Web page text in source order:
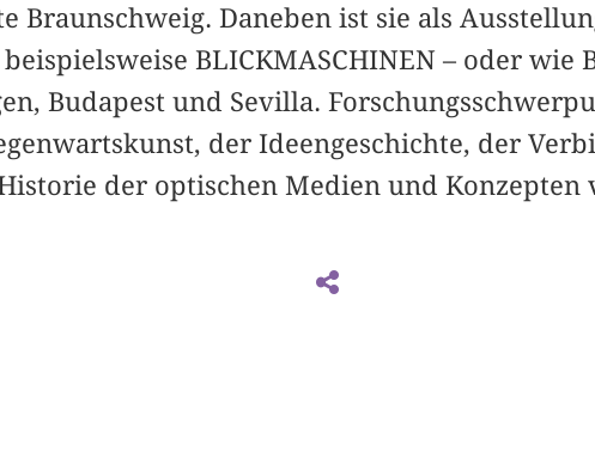
Braunschweig. Daneben ist sie als
BLICKMASCHINEN – oder wie
Budapest und Sevilla.
der Ideengeschichte, der
der optischen Medien und